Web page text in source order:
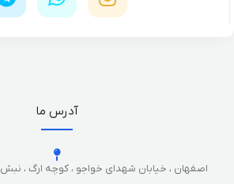
آدرس ما
اصفهان ، خیابان شهدای خواجو ، کوچه ارگ ، نبش